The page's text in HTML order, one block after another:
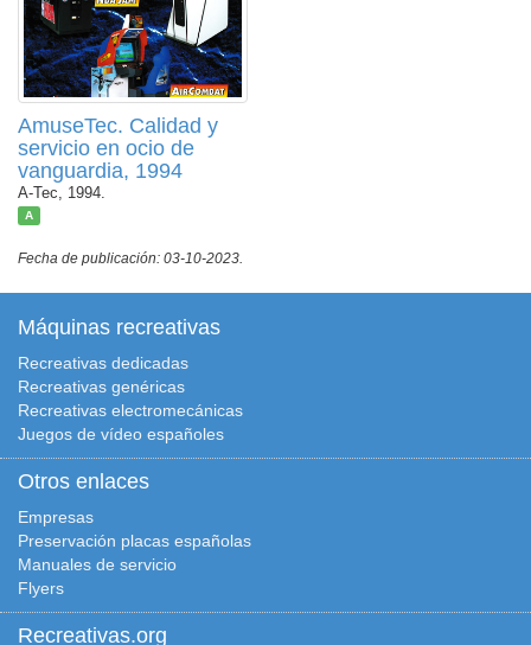
AmuseTec. Calidad y
servicio en ocio de
vanguardia, 1994
A-Tec, 1994.
A
Fecha de publicación: 03-10-2023.
Máquinas recreativas
Recreativas dedicadas
Recreativas genéricas
Recreativas electromecánicas
Juegos de vídeo españoles
Otros enlaces
Empresas
Preservación placas españolas
Manuales de servicio
Flyers
Recreativas.org